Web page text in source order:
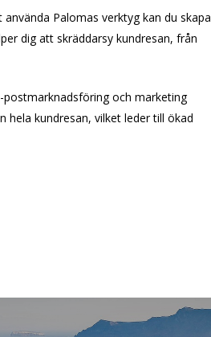
Palomas verktyg kan du skapa
dig att skräddarsy kundresan, från
postmarknadsföring och marketing
kundresan, vilket leder till ökad